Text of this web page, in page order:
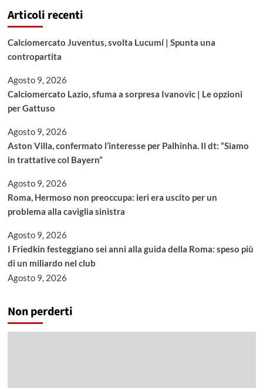
Articoli recenti
Calciomercato Juventus, svolta Lucumí | Spunta una
contropartita
Agosto 9, 2026
Calciomercato Lazio, sfuma a sorpresa Ivanovic | Le opzioni
per Gattuso
Agosto 9, 2026
Aston Villa, confermato l’interesse per Palhinha. Il dt: “Siamo
in trattative col Bayern”
Agosto 9, 2026
Roma, Hermoso non preoccupa: ieri era uscito per un
problema alla caviglia sinistra
Agosto 9, 2026
I Friedkin festeggiano sei anni alla guida della Roma: speso più
di un miliardo nel club
Agosto 9, 2026
Non perderti